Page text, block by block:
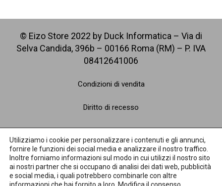
© Eizo Store 2022 by Duck Informatica – Via di
Selva Candida, 396b – 00166 Roma (RM) – P. IVA
08412641006
Condizioni di vendita
Diritto di recesso
Spedizioni
Pagamenti
Privacy Policy
Utilizziamo i cookie per personalizzare i contenuti e gli annunci,
fornire le funzioni dei social media e analizzare il nostro traffico.
Inoltre forniamo informazioni sul modo in cui utilizzi il nostro sito
ai nostri partner che si occupano di analisi dei dati web, pubblicità
e social media, i quali potrebbero combinarle con altre